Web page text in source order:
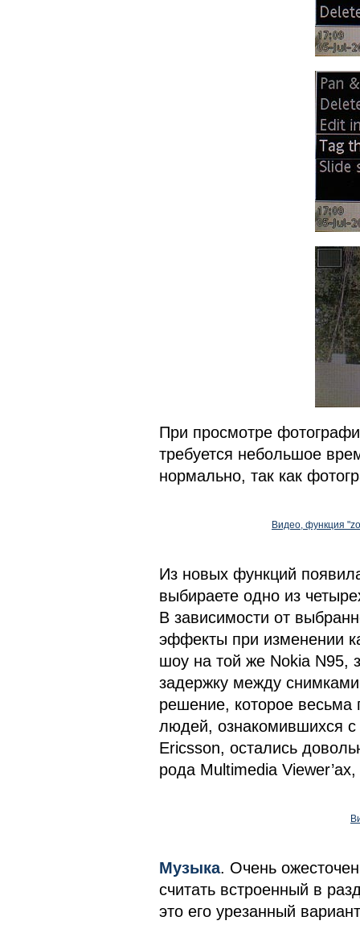
При просмотре
требуется небольшое
нормально, так как
Видео, функция
Из новых функций
выбираете одно из
В зависимости от
эффекты при изменении
шоу на той же Nokia N95,
задержку между
решение, которое
людей, ознакомившихся
Ericsson, остались
рода Multimedia
Музыка. Очень
считать встроенный в
это его урезанный